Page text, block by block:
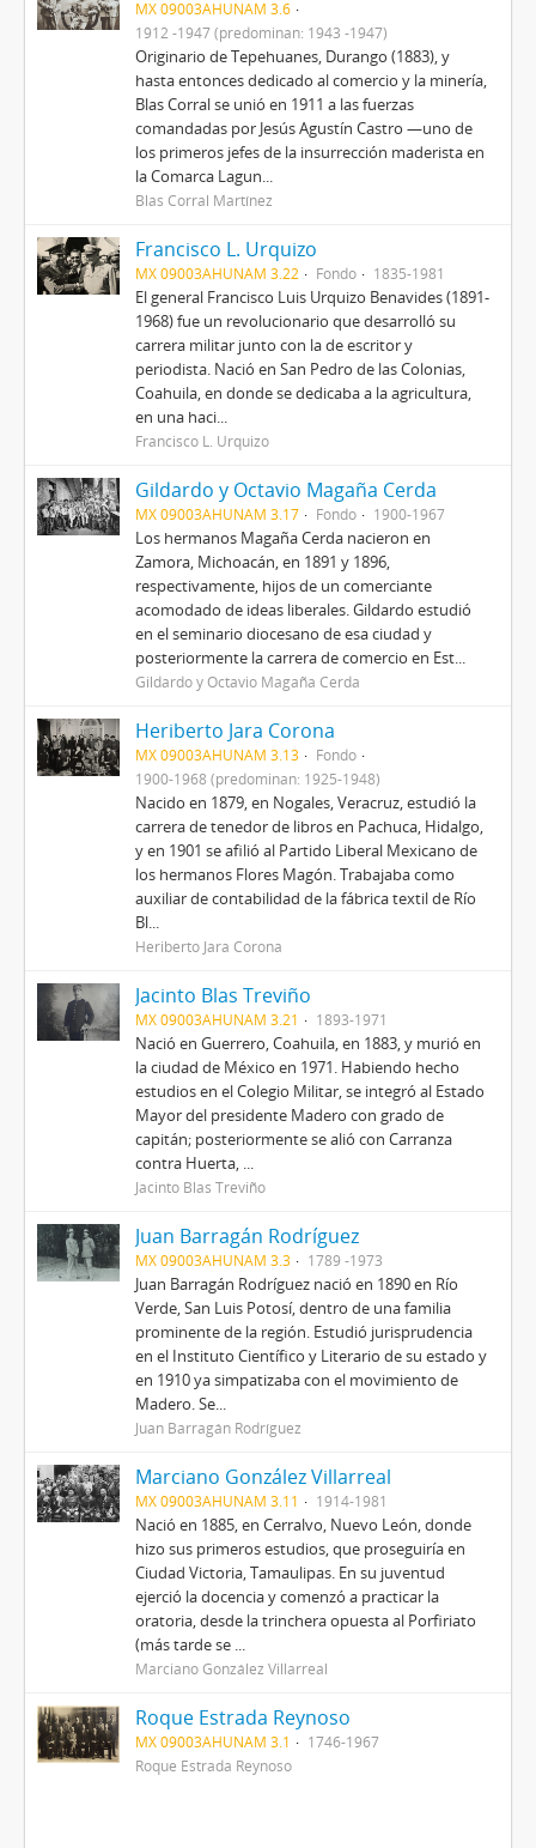
MX 09003AHUNAM 3.6
1912 -1947 (predominan: 1943 -1947)
Originario de Tepehuanes, Durango (1883), y
hasta entonces dedicado al comercio y la minería,
Blas Corral se unió en 1911 a las fuerzas
comandadas por Jesús Agustín Castro —uno de
los primeros jefes de la insurrección maderista en
la Comarca Lagun...
Blas Corral Martínez
Francisco L. Urquizo
MX 09003AHUNAM 3.22 Fondo 1835-1981
El general Francisco Luis Urquizo Benavides (1891-
1968) fue un revolucionario que desarrolló su
carrera militar junto con la de escritor y
periodista. Nació en San Pedro de las Colonias,
Coahuila, en donde se dedicaba a la agricultura,
en una haci...
Francisco L. Urquizo
Gildardo y Octavio Magaña Cerda
MX 09003AHUNAM 3.17 Fondo 1900-1967
Los hermanos Magaña Cerda nacieron en
Zamora, Michoacán, en 1891 y 1896,
respectivamente, hijos de un comerciante
acomodado de ideas liberales. Gildardo estudió
en el seminario diocesano de esa ciudad y
posteriormente la carrera de comercio en Est...
Gildardo y Octavio Magaña Cerda
Heriberto Jara Corona
MX 09003AHUNAM 3.13
Fondo
1900-1968 (predominan: 1925-1948)
Nacido en 1879, en Nogales, Veracruz, estudió la
carrera de tenedor de libros en Pachuca, Hidalgo,
y en 1901 se afilió al Partido Liberal Mexicano de
los hermanos Flores Magón. Trabajaba como
auxiliar de contabilidad de la fábrica textil de Río
Bl...
Heriberto Jara Corona
Jacinto Blas Treviño
MX 09003AHUNAM 3.21 1893-1971
Nació en Guerrero, Coahuila, en 1883, y murió en
la ciudad de México en 1971. Habiendo hecho
estudios en el Colegio Militar, se integró al Estado
Mayor del presidente Madero con grado de
capitán; posteriormente se alió con Carranza
contra Huerta, ...
Jacinto Blas Treviño
Juan Barragán Rodríguez
MX 09003AHUNAM 3.3 1789 -1973
Juan Barragán Rodríguez nació en 1890 en Río
Verde, San Luis Potosí, dentro de una familia
prominente de la región. Estudió jurisprudencia
en el Instituto Científico y Literario de su estado y
en 1910 ya simpatizaba con el movimiento de
Madero. Se...
Juan Barragán Rodríguez
Marciano González Villarreal
MX 09003AHUNAM 3.11 1914-1981
Nació en 1885, en Cerralvo, Nuevo León, donde
hizo sus primeros estudios, que proseguiría en
Ciudad Victoria, Tamaulipas. En su juventud
ejerció la docencia y comenzó a practicar la
oratoria, desde la trinchera opuesta al Porfiriato
(más tarde se ...
Marciano González Villarreal
Roque Estrada Reynoso
MX 09003AHUNAM 3.1
1746-1967
Roque Estrada Reynoso